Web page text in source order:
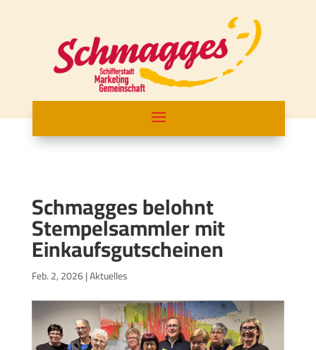
Schmagges belohnt
Stempelsammler mit
Einkaufsgutscheinen
Feb. 2, 2026|Aktuelles